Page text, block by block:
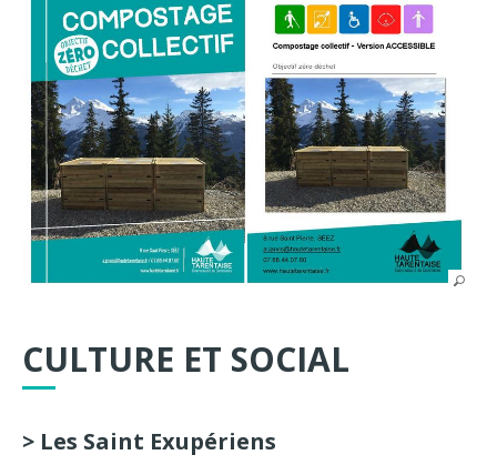
CULTURE ET SOCIAL
> Les Saint Exupériens